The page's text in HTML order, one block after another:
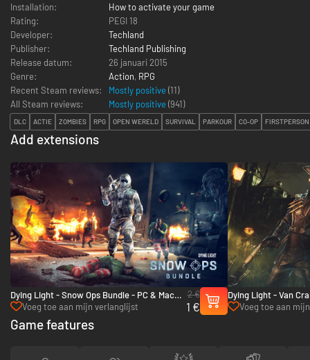
Installation:
How to activate your game
Rating:
PEGI 18
Developer:
Techland
Publisher:
Techland Publishing
Release datum:
26 januari 2015
Genre:
Action, RPG
Recent Steam reviews:
Mostly positive (11)
All Steam reviews:
Mostly positive (941)
DLC ACTIE ZOMBIES RPG OPEN WERELD SURVIVAL PARKOUR CO-OP FIRSTPERSON
Add extensions
Dying Light - Snow Ops Bundle - PC & Mac
(Steam)
Voeg toe aan mijn verlanglijst
2 €
1 €
Dying Light - Van
(Steam)
Voeg toe aan
Game features